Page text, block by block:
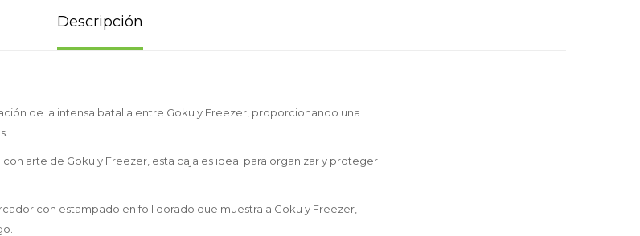
Descripción
de la intensa batalla entre Goku y Freezer, proporcionando una
arte de Goku y Freezer, esta caja es ideal para organizar y proteger
con estampado en foil dorado que muestra a Goku y Freezer,